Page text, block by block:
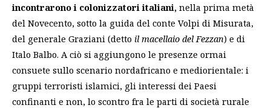
incontrarono i colonizzatori italiani, nella prima metà
del Novecento, sotto la guida del conte Volpi di Misurata,
del generale Graziani (detto il macellaio del Fezzan) e di
Italo Balbo. A ciò si aggiungono le presenze ormai
consuete sullo scenario nordafricano e mediorientale: i
gruppi terroristi islamici, gli interessi dei Paesi
confinanti e non, lo scontro fra le parti di società rurale